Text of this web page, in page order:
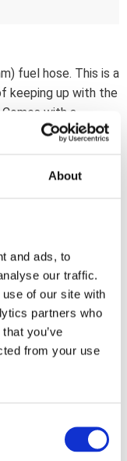
About
and ads, to
our traffic.
of our site with
partners who
you’ve
from your use
fuel hose. This is a
keeping up with the
with a